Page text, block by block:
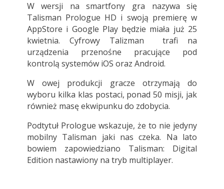
W wersji na smartfony gra nazywa się
Talisman Prologue HD i swoją premierę w
AppStore i Google Play będzie miała już 25
kwietnia. Cyfrowy Talizman trafi na
urządzenia przenośne pracujące pod
kontrolą systemów iOS oraz Android.
W owej produkcji gracze otrzymają do
wyboru kilka klas postaci, ponad 50 misji, jak
również masę ekwipunku do zdobycia.
Podtytuł Prologue wskazuje, że to nie jedyny
mobilny Talisman jaki nas czeka. Na lato
bowiem zapowiedziano Talisman: Digital
Edition nastawiony na tryb multiplayer.